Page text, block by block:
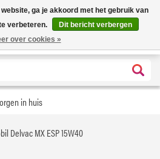
| Nu 25% korting op gehele assortiment
''verfrissend''
X
in huis
Delvac MX ESP 15W40
ga je akkoord met het gebruik van
verbeteren.
Dit bericht verbergen
over cookies »